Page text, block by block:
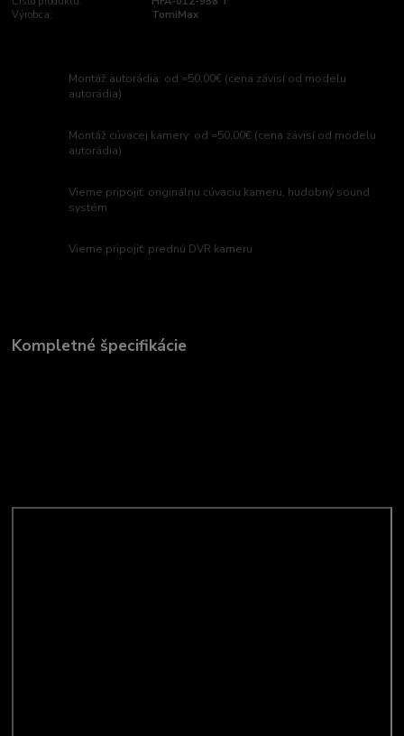
Výrobca:
TomiMax
Montáž autorádia: od =50,00€ (cena závisí od modelu
autorádia)
Montáž cúvacej kamery: od =50,00€ (cena závisí od modelu
autorádia)
Vieme pripojiť: originálnu cúvaciu kameru, hudobný sound
systém
Vieme pripojiť: prednú DVR kameru
Kompletné špecifikácie